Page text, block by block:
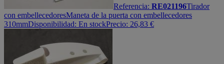
Referencia: RE021196Tirador
con embellecedoresManeta de la puerta con embellecedores
310mmDisponibilidad: En stockPrecio: 26,83 €